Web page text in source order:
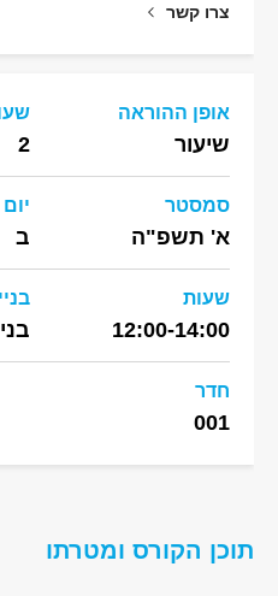
צרו קשר
אופן ההוראה
שיעור 2
סמסטר
א' תשפ"ה
יום
ב
שעות
12:00-14:00
חדר
001
תוכן הקורס ומטרתו